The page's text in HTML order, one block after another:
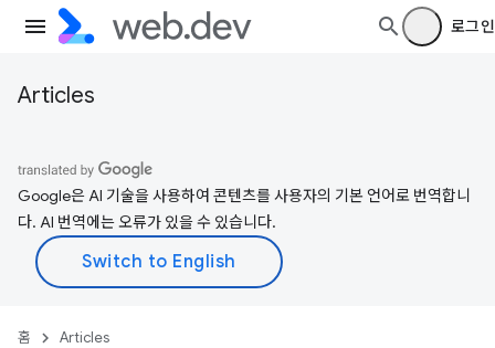
로그인
Articles
Google은 AI 기술을 사용하여 콘텐츠를 사용자의 기본 언어로 번역합니
다. AI 번역에는 오류가 있을 수 있습니다.
홈 Articles